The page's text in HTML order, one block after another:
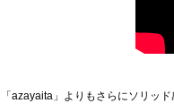
「azayaita」よりもさらにソリッド